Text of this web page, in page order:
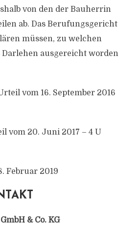
von den der Bauherrin
ab. Das Berufungsgericht
müssen, zu welchen
Darlehen ausgereicht worden
vom 16. September 2016
vom 20. Juni 2017 – 4 U
Februar 2019
& Co. KG